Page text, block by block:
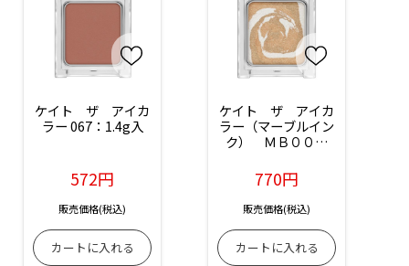
ケイト　ザ　アイカ
ラー 067：1.4g入
572円
販売価格(税込)
ケイト　ザ　アイカ
ラー（マーブルイン
ク）　ＭＢ００１
ン）：1.5g入
770円
販売価格(税込)